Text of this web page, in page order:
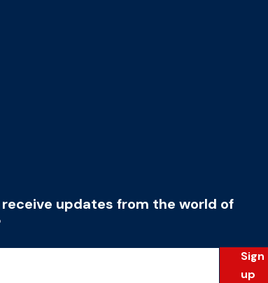
updates from the world of
Sign
up